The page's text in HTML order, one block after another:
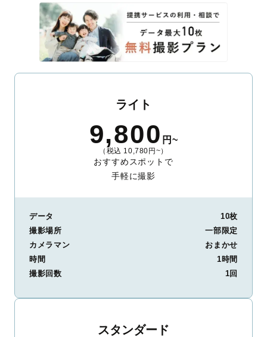
丁寧なレタッチで思い出を美しく仕上げます
撮影後は、独自の編集技術で写真の明るさや色合いを丁寧に調
整。自然な雰囲気を残しつつも、おしゃれで洗練された仕上がり
に。きっと「こんな写真を撮ってほしかった！」と思える一枚に
出会えます。まずは、ラブグラフの
ライト
9,800 円~
（税込 10,780円~）
おすすめスポットで
手軽に撮影
データ
10枚
撮影場所
一部限定
カメラマン
おまかせ
時間
1時間
撮影回数
1回
スタンダード